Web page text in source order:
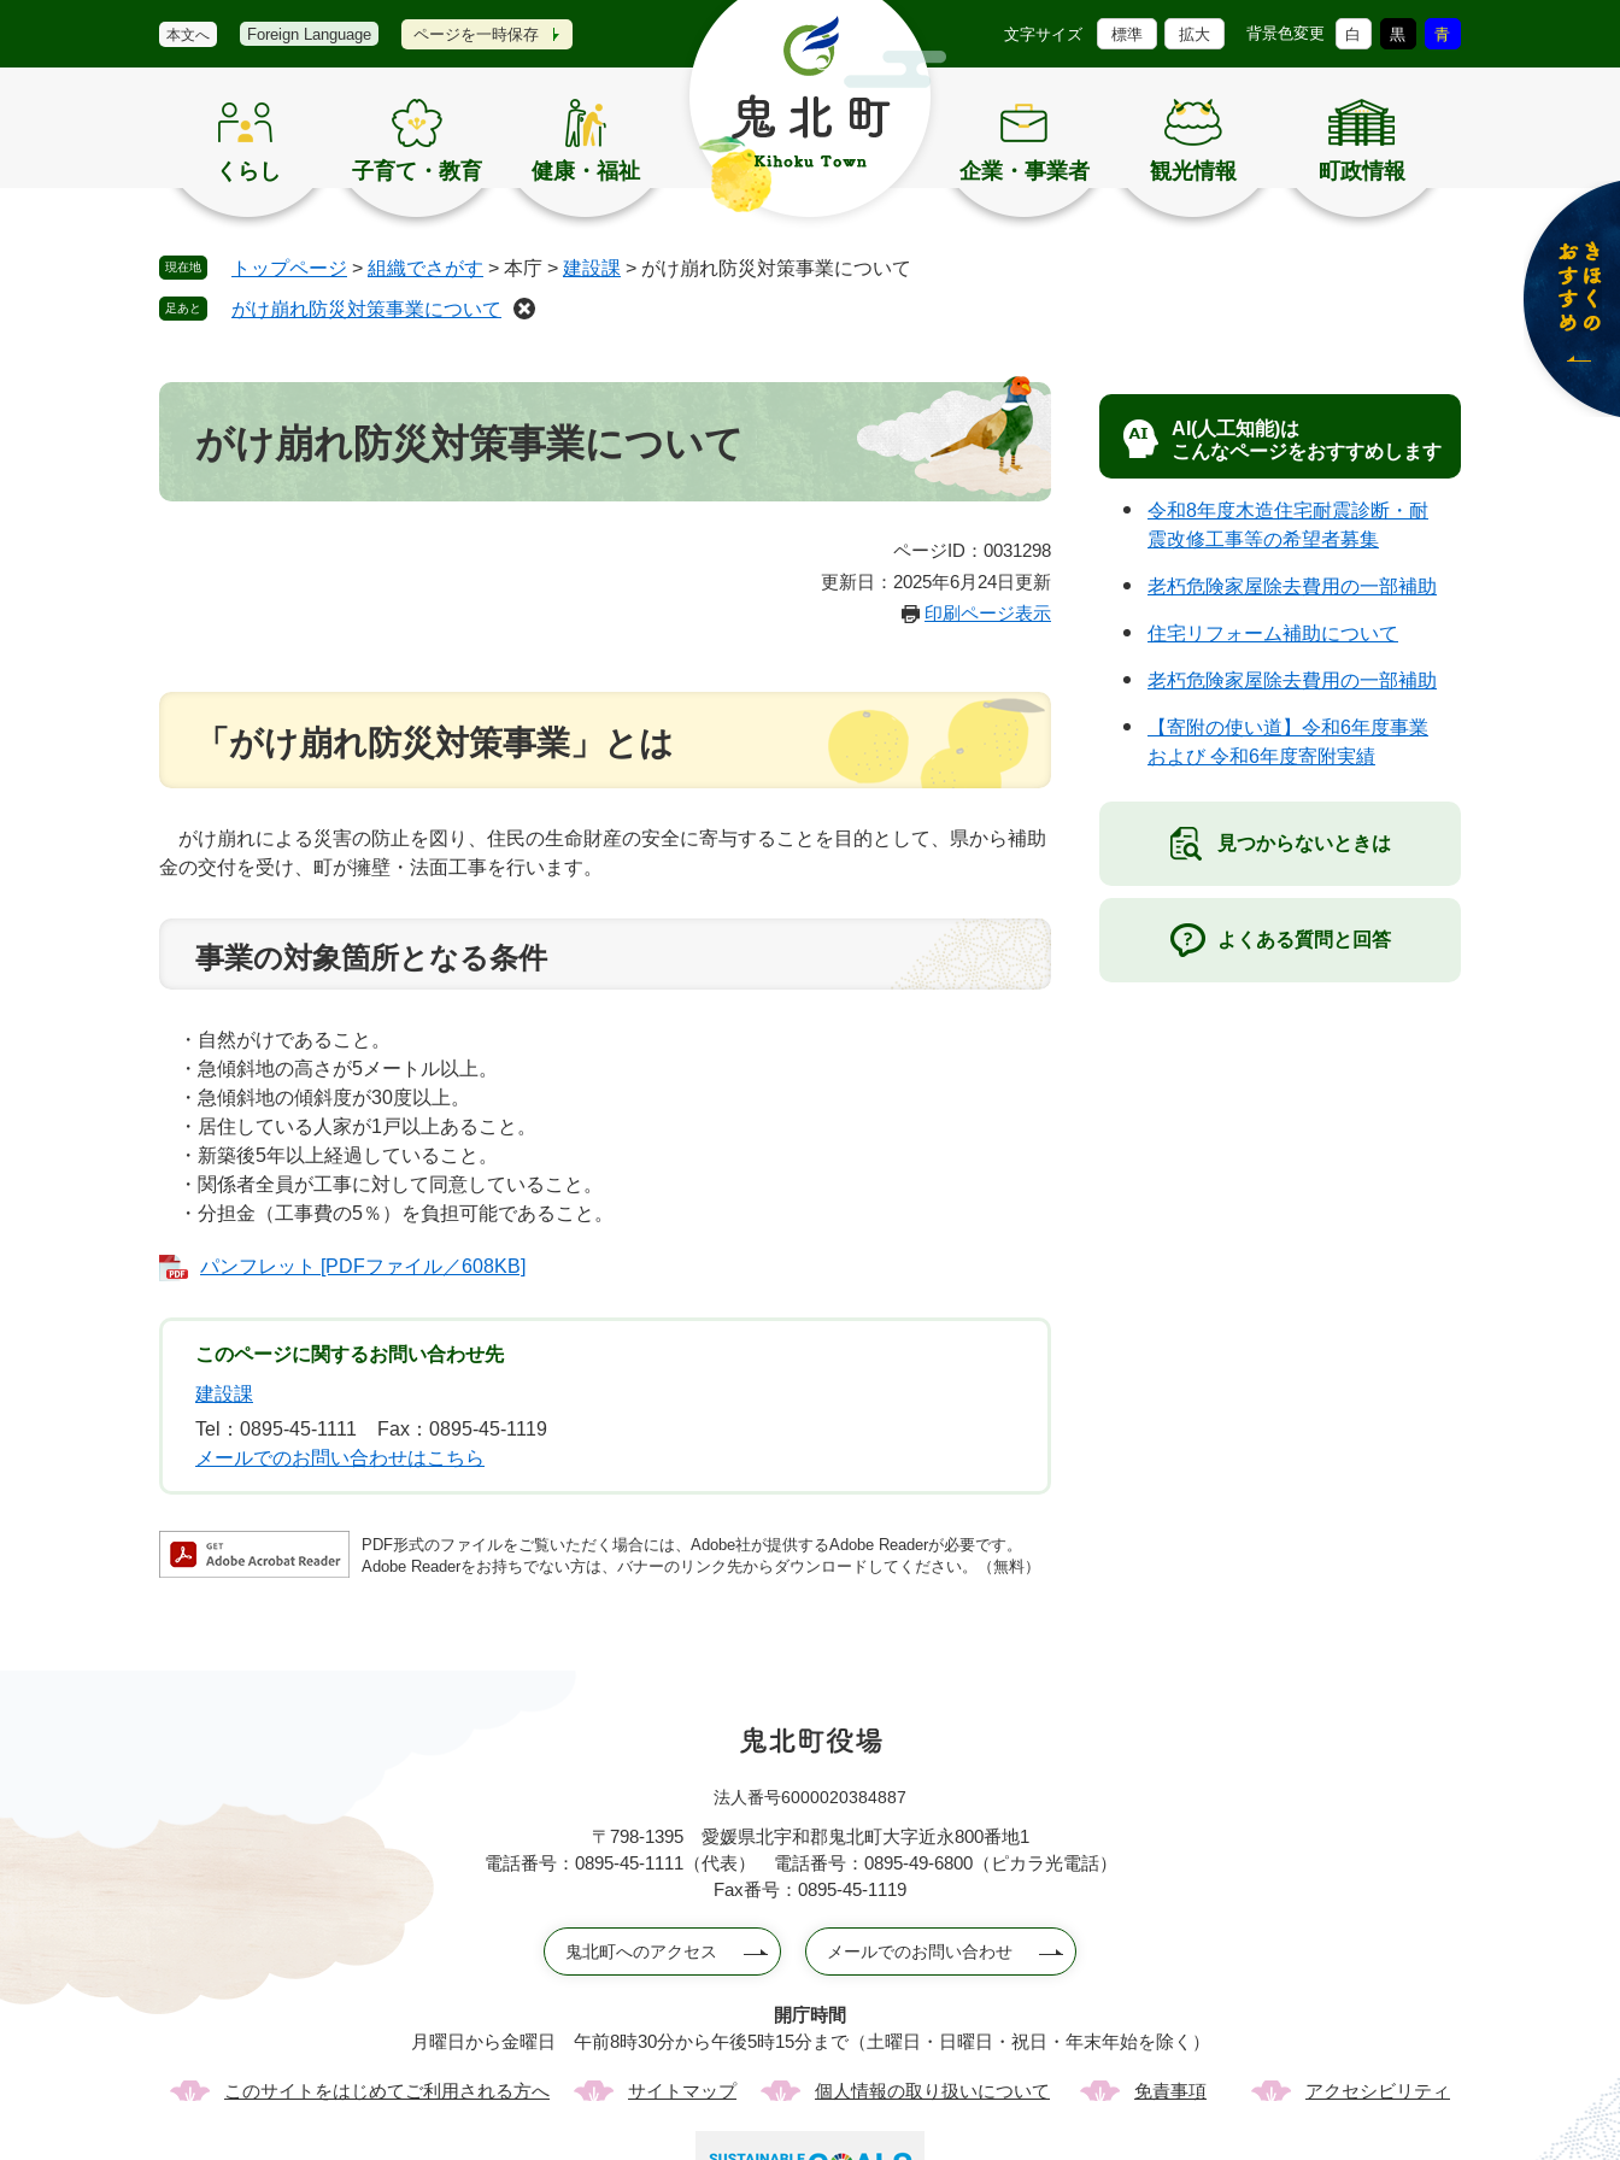
ジ
ュ
ュ
く
本文へ Foreign Language ページを一時保存 文字サイズ 標準 拡大 背景色変更 白 黒 青
くらし 子育て・教育 健康・福祉 企業・事業者 観光情報 町政情報
現在地 トップページ > 組織でさがす > 本庁 > 建設課 > がけ崩れ防災対策事業について
足あと がけ崩れ防災対策事業について
本
がけ崩れ防災対策事業について
ページID：0031298
更新日：2025年6月24日更新
印刷ページ表示
「がけ崩れ防災対策事業」とは
がけ崩れによる災害の防止を図り、住民の生命財産の安全に寄与することを目的として、県から補助
金の交付を受け、町が擁壁・法面工事を行います。
事業の対象箇所となる条件
・自然がけであること。
・急傾斜地の高さが5メートル以上。
・急傾斜地の傾斜度が30度以上。
・居住している人家が1戸以上あること。
・新築後5年以上経過していること。
・関係者全員が工事に対して同意していること。
・分担金（工事費の5％）を負担可能であること。
パンフレット [PDFファイル／608KB]
このページに関するお問い合わせ先
建設課
Tel：0895-45-1111
Fax：0895-45-1119
メールでのお問い合わせはこちら
PDF形式のファイルをご覧いただく場合には、Adobe社が提供するAdobe Readerが必要です。
Adobe Readerをお持ちでない方は、バナーのリンク先からダウンロードしてください。（無料）
AI(人工知能)は
こんなページをおすすめします
令和8年度木造住宅耐震診断・耐
震改修工事等の希望者募集
老朽危険家屋除去費用の一部補助
住宅リフォーム補助について
老朽危険家屋除去費用の一部補助
【寄附の使い道】令和6年度事業
および 令和6年度寄附実績
見つからないときは
よくある質問と回答
法人番号6000020384887
〒798-1395 愛媛県北宇和郡鬼北町大字近永800番地1
電話番号：0895-45-1111（代表） 電話番号：0895-49-6800（ピカラ光電話）
Fax番号：0895-45-1119
鬼北町へのアクセス メールでのお問い合わせ
開庁時間
月曜日から金曜日 午前8時30分から午後5時15分まで（土曜日・日曜日・祝日・年末年始を除く）
このサイトをはじめてご利用される方へ サイトマップ 個人情報の取り扱いについて 免責事項 アクセシビリティ